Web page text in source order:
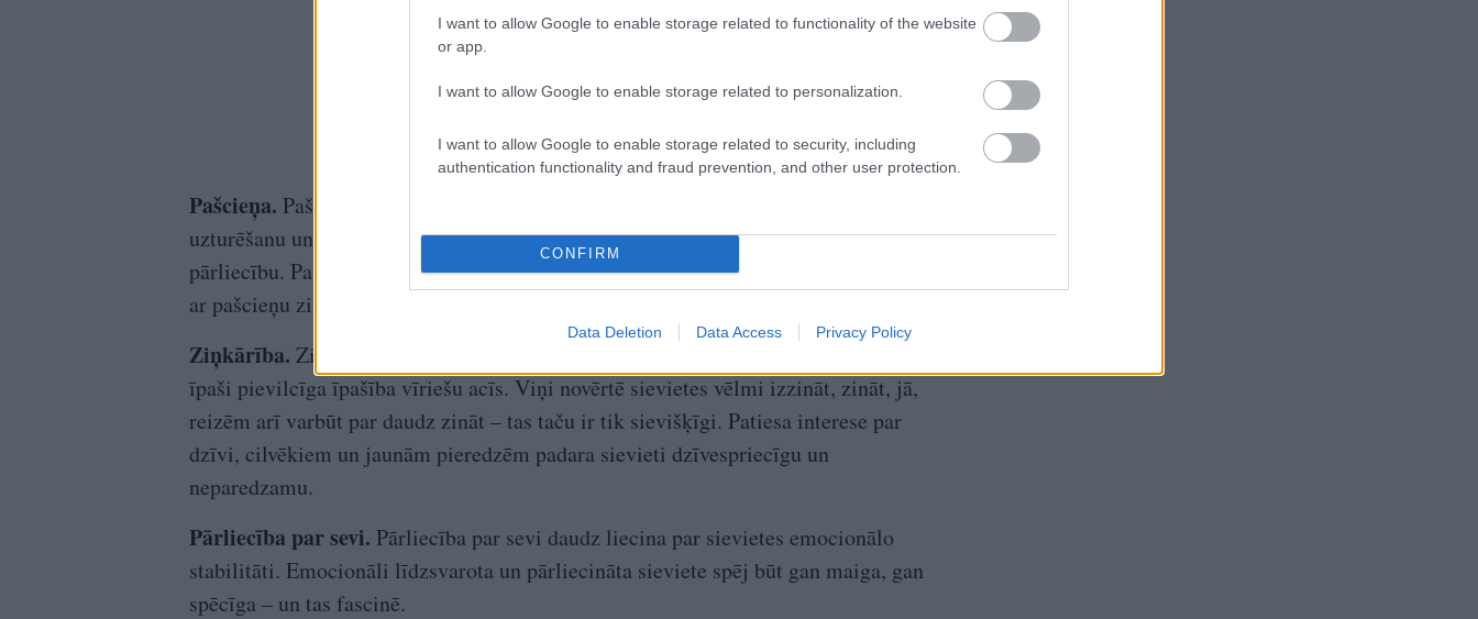
I want to allow Google to enable storage related to functionality of the website
or app.
I want to allow Google to enable storage related to personalization.
I want to allow Google to enable storage related to security, including
authentication functionality and fraud prevention, and other user protection.
CONFIRM
Data Deletion Data Access Privacy Policy
Pašcieņa. Pašcieņa nozīmē savas vērtības apzināšanos, personīgo standartu
uzturēšanu un atteikšanos no kompromisiem attiecībā uz saviem uzskatiem un
pārliecību. Pašcieņa nozīmē, ka sievietei nevajag iegūt apkārtējo atzinību. Sieviete
ar pašcieņu zina savu vērtību, izturas pret sevi ar cieņu.
Ziņkārība. Ziņkārība ir ne tikai dabīga rakstura īpašība visām sievietēm, bet arī
īpaši pievilcīga īpašība vīriešu acīs. Viņi novērtē sievietes vēlmi izzināt, zināt, jā,
reizēm arī varbūt par daudz zināt – tas taču ir tik sievišķīgi. Patiesa interese par
dzīvi, cilvēkiem un jaunām pieredzēm padara sievieti dzīvespriecīgu un
neparedzamu.
Pārliecība par sevi. Pārliecība par sevi daudz liecina par sievietes emocionālo
stabilitāti. Emocionāli līdzsvarota un pārliecināta sieviete spēj būt gan maiga, gan
spēcīga – un tas fascinē.